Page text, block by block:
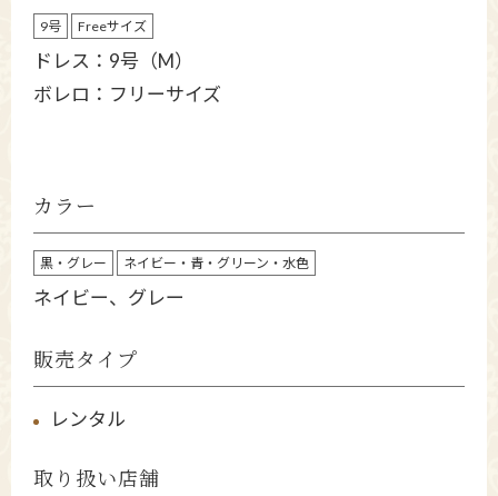
9号 Freeサイズ
ドレス：9号（M）
ボレロ：フリーサイズ
カラー
黒・グレー ネイビー・青・グリーン・水色
ネイビー、グレー
販売タイプ
レンタル
取り扱い店舗